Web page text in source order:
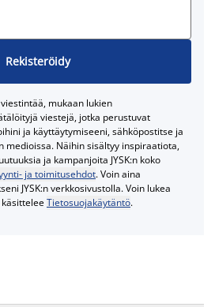
Rekisteröidy
mukaan lukien
viestejä, jotka perustuvat
ja käyttäytymiseeni, sähköpostitse ja
medioissa. Näihin sisältyy inspiraatiota,
ja kampanjoita JYSK:n koko
ja toimitusehdot. Voin aina
JYSK:n verkkosivustolla. Voin lukea
käsitteleeTietosuojakäytäntö.